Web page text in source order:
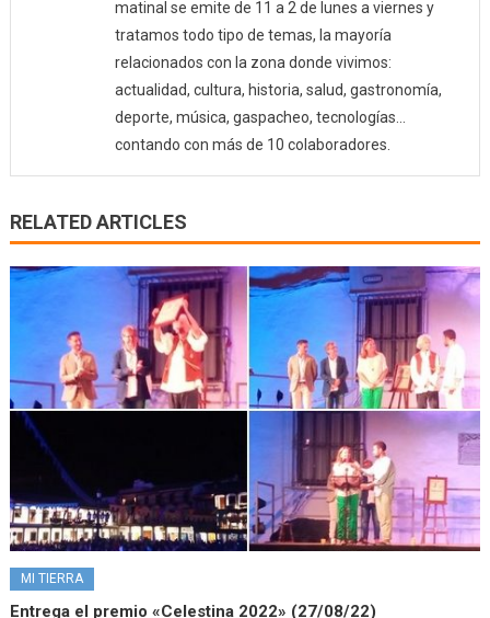
matinal se emite de 11 a 2 de lunes a viernes y
tratamos todo tipo de temas, la mayoría
relacionados con la zona donde vivimos:
actualidad, cultura, historia, salud, gastronomía,
deporte, música, gaspacheo, tecnologías…
contando con más de 10 colaboradores.
RELATED ARTICLES
MI TIERRA
Entrega el premio «Celestina 2022» (27/08/22)